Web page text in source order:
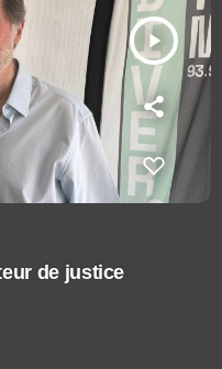
play_arrow
de justice